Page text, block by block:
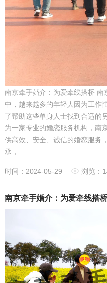
南京牵手婚介：为爱牵线搭桥
中，越来越多的年轻人因为工作
了帮助这些单身人士找到合适的
为一家专业的婚恋服务机构，南
供高效、安全、诚信的婚恋服务
承，…
时间：2024-05-29 浏览：
南京牵手婚介：为爱牵线搭桥